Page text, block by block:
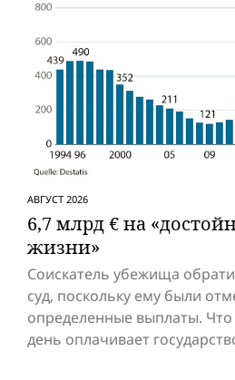
АВГУСТ 2026
6,7 млрд € на
жизни»
Соискатель убежища
суд, поскольку ему были
определенные выплаты.
день оплачивает